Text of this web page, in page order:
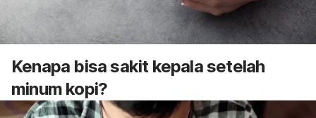
Kenapa bisa sakit kepala setelah
minum kopi?